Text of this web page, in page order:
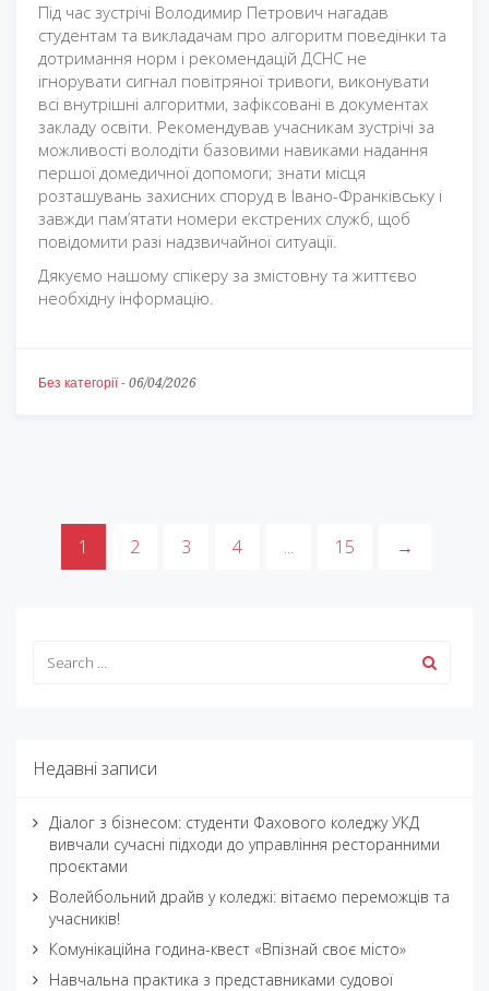
Під час зустрічі Володимир Петрович нагадав
студентам та викладачам про алгоритм поведінки та
дотримання норм і рекомендацій ДСНС не
ігнорувати сигнал повітряної тривоги, виконувати
всі внутрішні алгоритми, зафіксовані в документах
закладу освіти. Рекомендував учасникам зустрічі за
можливості володіти базовими навиками надання
першої домедичної допомоги; знати місця
розташувань захисних споруд в Івано-Франківську і
завжди пам’ятати номери екстрених служб, щоб
повідомити разі надзвичайної ситуації.
Дякуємо нашому спікеру за змістовну та життєво
необхідну інформацію.
Без категорії- 06/04/2026
1 2 3 4 ... 15 →
Недавні записи
Діалог з бізнесом: студенти Фахового коледжу УКД
вивчали сучасні підходи до управління ресторанними
проєктами
Волейбольний драйв у коледжі: вітаємо переможців та
учасників!
Комунікаційна година-квест «Впізнай своє місто»
Навчальна практика з представниками судової